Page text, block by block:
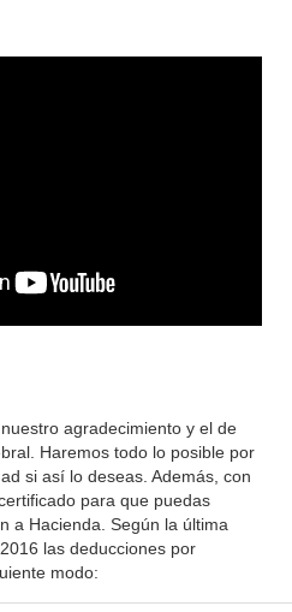
agradecimiento y el de
Haremos todo lo posible por
si así lo deseas. Además, con
para que puedas
a Hacienda. Según la última
las deducciones por
modo: